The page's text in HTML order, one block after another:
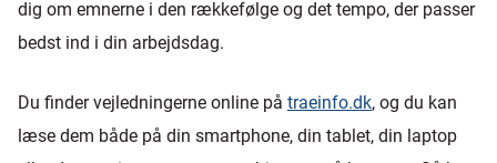
dig om emnerne i den rækkefølge og det tempo, der passer
bedst ind i din arbejdsdag.
Du finder vejledningerne online på traeinfo.dk, og du kan
læse dem både på din smartphone, din tablet, din laptop